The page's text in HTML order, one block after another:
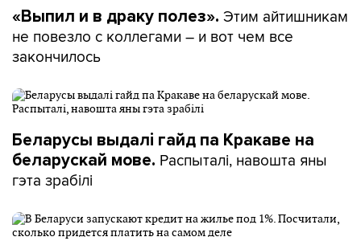
«Выпил и в драку полез». Этим айтишникам
не повезло с коллегами – и вот чем все
закончилось
Беларусы выдалі гайд па Кракаве на
беларускай мове. Распыталі, навошта яны
гэта зрабілі